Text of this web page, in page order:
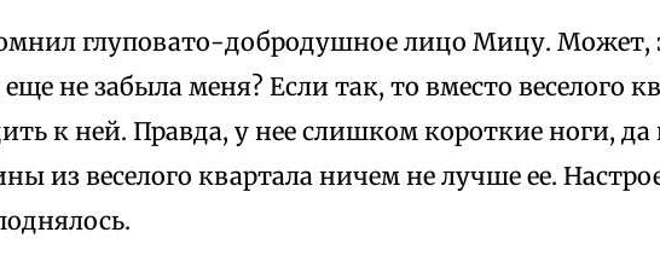
глуповато-добродушное лицо Мицу. Может,
не забыла меня? Если так, то вместо веселого
к ней. Правда, у нее слишком короткие ноги, да
из веселого квартала ничем не лучше ее.